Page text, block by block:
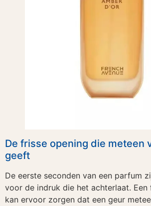
De frisse opening die meteen
geeft
De eerste seconden van een parfum
voor de indruk die het achterlaat. Een
kan ervoor zorgen dat een geur